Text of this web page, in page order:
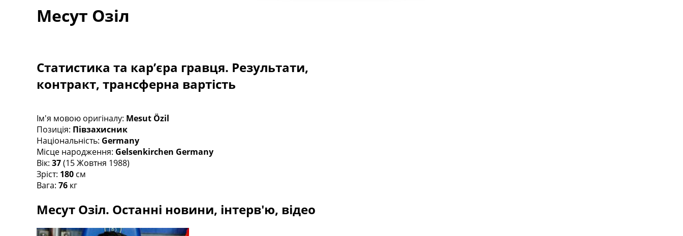
Турніри
Англія. Прем’єр-Ліга
Іспанія. Ла Ліга
Ще Турніри >>>
Чемпіонат Світу. Турнирні таблиці
Таблиця УПЛ
Перша Ліга
Таблиця АПЛ
Таблиця Ла Ліги
Таблиця Ліги Чемпіонів
Рейтинг країн УЄФА
Рейтинг клубів УЄФА
Рейтинг ФІФА
Месут Озіл
Статистика та кар’єра гравця. Результати,
контракт, трансферна вартість
Ім'я мовою оригіналу: Mesut Özil
Позиція: Півзахисник
Національність: Germany
Місце народження: Gelsenkirchen Germany
Вік: 37(15 Жовтня 1988)
Зріст: 180 см
Вага: 76 кг
Месут Озіл. Останні новини, інтерв'ю, відео